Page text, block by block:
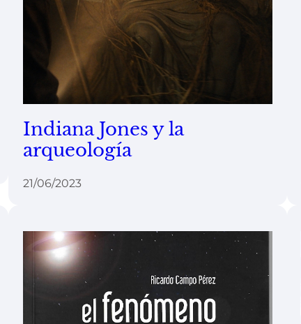
Indiana Jones y la
arqueología
21/06/2023